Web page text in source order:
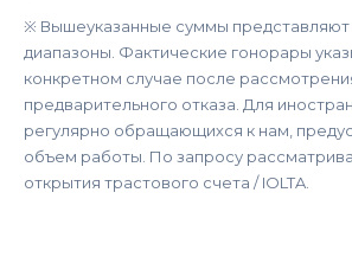
※ Вышеуказанные суммы
диапазоны. Фактические гонорары
конкретном случае после
предварительного отказа. Для
регулярно обращающихся к нам,
объем работы. По запросу
открытия трастового счета / IOLTA.